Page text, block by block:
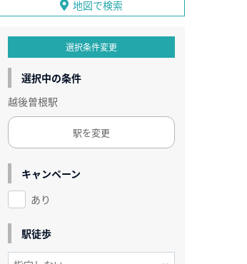
地図で検索
選択条件変更
選択中の条件
越後曽根駅
駅を変更
キャンペーン
あり
駅徒歩